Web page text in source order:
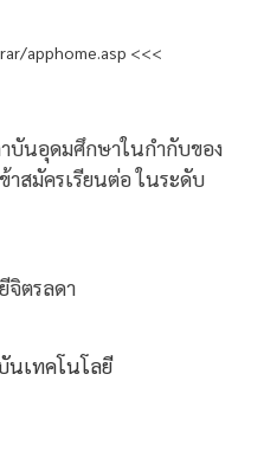
apphome.asp <<<
บันอุดมศึกษาในกำกับของ
าสมัครเรียนต่อ ในระดับ
จิตรลดา
นเทคโนโลยี